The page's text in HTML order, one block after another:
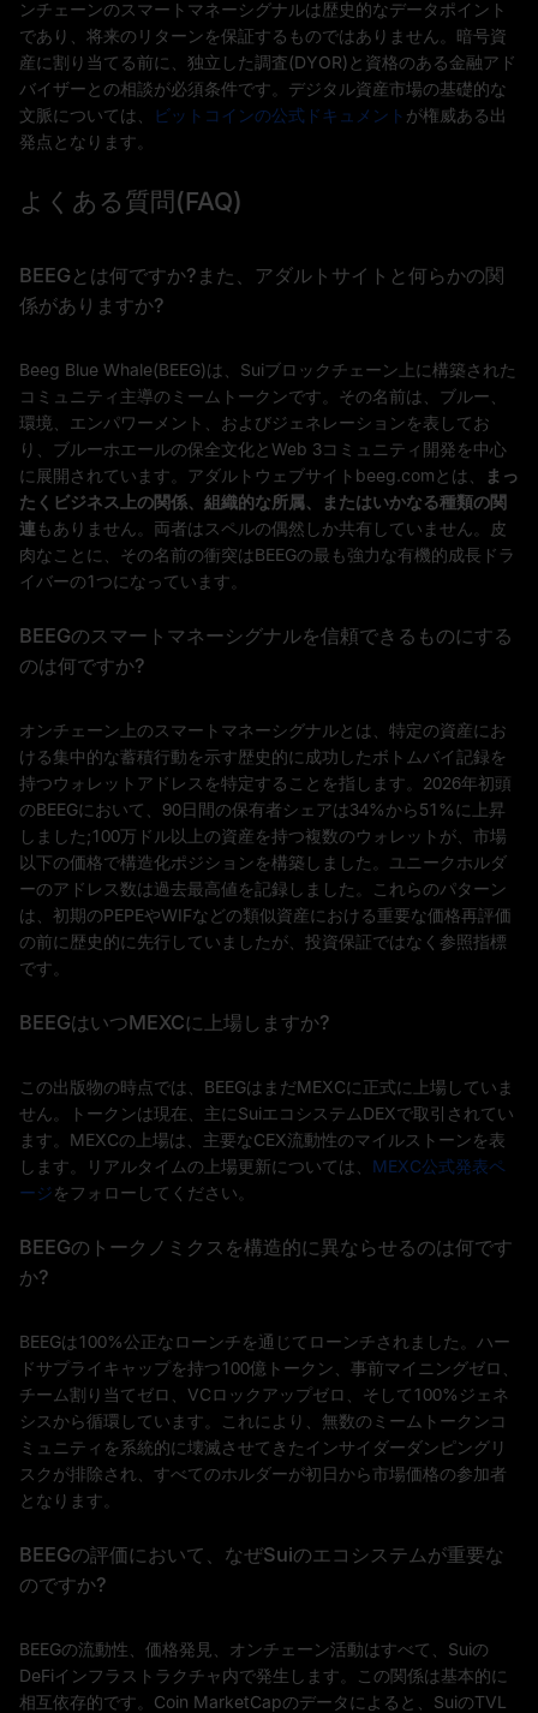
ンチェーンのスマートマネーシグナルは歴史的なデータポイント
であり、将来のリターンを保証するものではありません。暗号資
産に割り当てる前に、独立した調査(DYOR)と資格のある金融アド
バイザーとの相談が必須条件です。デジタル資産市場の基礎的な
文脈については、
ビットコインの公式ドキュメント が権威ある出
発点となります。
よくある質問(FAQ)
BEEGとは何ですか?また、アダルトサイトと何らかの関
係がありますか?
Beeg Blue Whale(BEEG)は、Suiブロックチェーン上に構築された
コミュニティ主導のミームトークンです。その名前は、ブルー、
環境、エンパワーメント、およびジェネレーションを表してお
り、ブルーホエールの保全文化とWeb 3コミュニティ開発を中心
に展開されています。アダルトウェブサイトbeeg.comとは、
まっ
たくビジネス上の関係、組織的な所属、またはいかなる種類の関
連 もありません。両者はスペルの偶然しか共有していません。皮
肉なことに、その名前の衝突はBEEGの最も強力な有機的成長ドラ
イバーの1つになっています。
BEEGのスマートマネーシグナルを信頼できるものにする
のは何ですか?
オンチェーン上のスマートマネーシグナルとは、特定の資産にお
ける集中的な蓄積行動を示す歴史的に成功したボトムバイ記録を
持つウォレットアドレスを特定することを指します。2026年初頭
のBEEGにおいて、90日間の保有者シェアは34%から51%に上昇
しました;100万ドル以上の資産を持つ複数のウォレットが、市場
以下の価格で構造化ポジションを構築しました。ユニークホルダ
ーのアドレス数は過去最高値を記録しました。これらのパターン
は、初期のPEPEやWIFなどの類似資産における重要な価格再評価
の前に歴史的に先行していましたが、投資保証ではなく参照指標
です。
BEEGはいつMEXCに上場しますか?
この出版物の時点では、BEEGはまだMEXCに正式に上場していま
せん。トークンは現在、主にSuiエコシステムDEXで取引されてい
ます。MEXCの上場は、主要なCEX流動性のマイルストーンを表
します。リアルタイムの上場更新については、 MEXC公式発表ペ
ージをフォローしてください。
BEEGのトークノミクスを構造的に異ならせるのは何です
か?
BEEGは100%公正なローンチを通じてローンチされました。ハー
ドサプライキャップを持つ100億トークン、事前マイニングゼロ、
チーム割り当てゼロ、VCロックアップゼロ、そして100%ジェネ
シスから循環しています。これにより、無数のミームトークンコ
ミュニティを系統的に壊滅させてきたインサイダーダンピングリ
スクが排除され、すべてのホルダーが初日から市場価格の参加者
となります。
BEEGの評価において、なぜSuiのエコシステムが重要な
のですか?
BEEGの流動性、価格発見、オンチェーン活動はすべて、Suiの
DeFiインフラストラクチャ内で発生します。この関係は基本的に
相互依存的です。Coin MarketCapのデータによると、SuiのTVL